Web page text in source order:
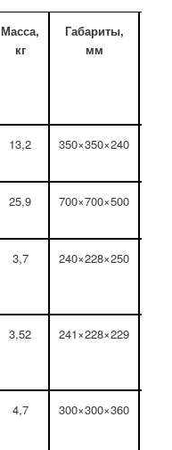
Масса,
кг
Габариты,
мм
13,2 350×350×240
25,9 700×700×500
3,7 240×228×250
3,52 241×228×229
4,7 300×300×360